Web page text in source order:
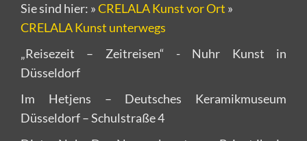
Sie sind hier: »CRELALA Kunst vor Ort »
CRELALA Kunst unterwegs
„Reisezeit – Zeitreisen“ - Nuhr Kunst in
Düsseldorf
Im Hetjens – Deutsches Keramikmuseum
Düsseldorf – Schulstraße 4